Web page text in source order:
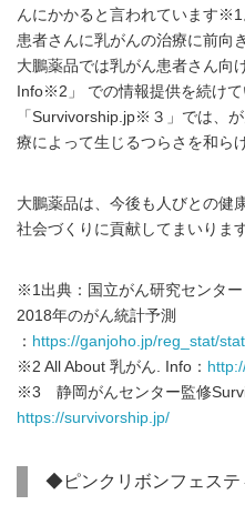
んにかかると言われています※1
患者さんに乳がんの治療に前向
大鵬薬品では乳がん患者さん向
Info※2」 での情報提供を続けて
「Survivorship.jp※３」では、
療によって生じるつらさを和ら
大鵬薬品は、今後も人びとの健
社会づくりに貢献してまいります
※1出典：国立がん研究センタ
2018年のがん統計予測
： https://ganjoho.jp/reg_stat/
※2 All About 乳がん. Info：
※3 静岡がんセンター監修
https://survivorship.jp/
◆ピンクリボンフェステ